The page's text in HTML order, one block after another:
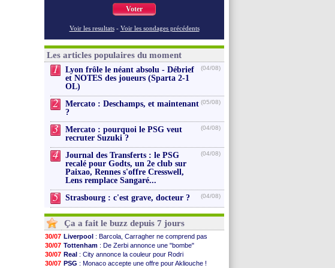
Voter
Voir les resultats - Voir les sondages précédents
Les articles populaires du moment
1
Lyon frôle le néant absolu - Débrief
et NOTES des joueurs (Sparta 2-1
OL)
(04/08)
2
Mercato : Deschamps, et maintenant
?
(05/08)
3
Mercato : pourquoi le PSG veut
recruter Suzuki ?
(04/08)
4
Journal des Transferts : le PSG
recalé pour Godts, un 2e club sur
Paixao, Rennes s'offre Cresswell,
Lens remplace Sangaré...
(04/08)
5 Strasbourg : c'est grave, docteur ? (04/08)
Ça a fait le buzz depuis 7 jours
30/07 Liverpool : Barcola, Carragher ne comprend pas
30/07 Tottenham : De Zerbi annonce une "bombe"
30/07 Real : City annonce la couleur pour Rodri
30/07 PSG : Monaco accepte une offre pour Akliouche !